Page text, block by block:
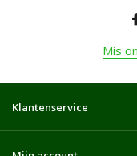
Mis
Klantenservice